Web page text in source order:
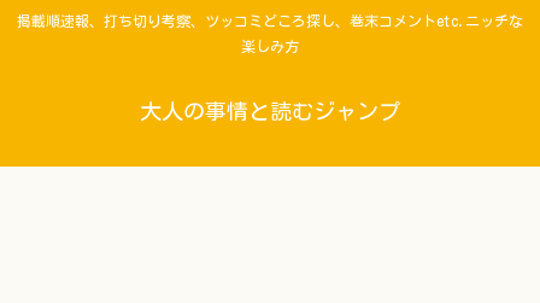
掲載順速報、打ち切り考察、ツッコミどころ探し、巻末コメントetc.ニッチな
楽しみ方
大人の事情と読むジャンプ